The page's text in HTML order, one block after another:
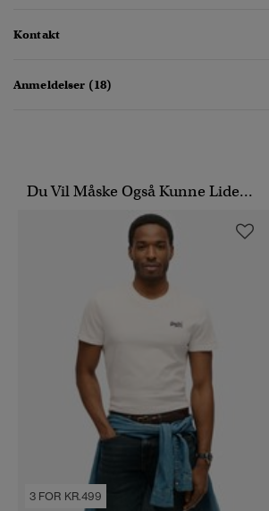
Kontakt
Anmeldelser (18)
Du Vil Måske Også Kunne Lide...
3 FOR KR.499